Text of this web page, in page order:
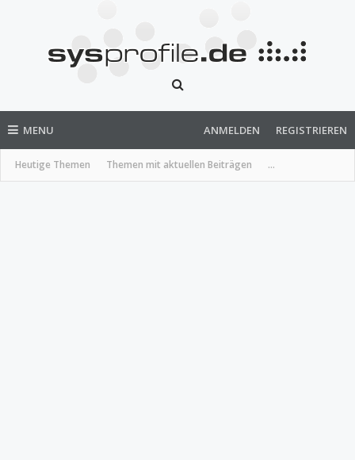
MENU
Heutige Themen Themen mit aktuellen Beiträgen ...
ANMELDEN REGISTRIEREN